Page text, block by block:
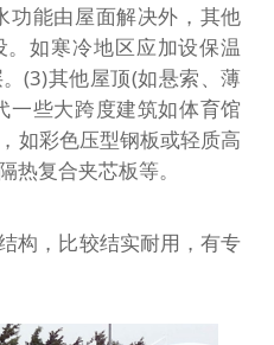
功能由屋面解决外，其他
如寒冷地区应加设保温
(3)其他屋顶(如悬索、薄
一些大跨度建筑如体育馆
如彩色压型钢板或轻质高
热复合夹芯板等。
构，比较结实耐用，有专